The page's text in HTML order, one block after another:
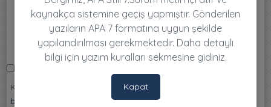
Kişisel Verilerin Korunması Kanununa ilişkin yayımladığınız
bilgilendirme metnini
okudum.
kaynakça sistemine geçiş yapmıştır. Gönderilen
yazıların APA 7 formatına uygun şekilde
yapılandırılması gerekmektedir. Daha detaylı
bilgi için yazım kuralları sekmesine gidiniz.
Kapat